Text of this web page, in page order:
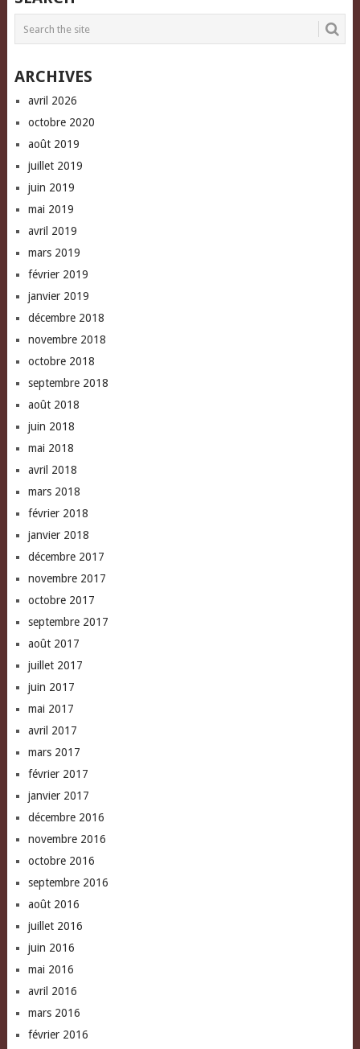
in
window)
in
window)
friend
ARCHIVES
avril 2026
octobre 2020
août 2019
juillet 2019
juin 2019
mai 2019
avril 2019
mars 2019
février 2019
janvier 2019
décembre 2018
novembre 2018
octobre 2018
septembre 2018
août 2018
juin 2018
mai 2018
avril 2018
mars 2018
février 2018
janvier 2018
décembre 2017
novembre 2017
octobre 2017
septembre 2017
août 2017
juillet 2017
juin 2017
mai 2017
avril 2017
mars 2017
février 2017
janvier 2017
décembre 2016
novembre 2016
octobre 2016
septembre 2016
août 2016
juillet 2016
juin 2016
mai 2016
avril 2016
mars 2016
février 2016